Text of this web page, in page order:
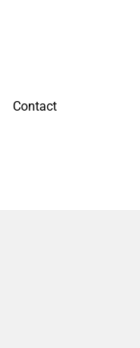
Contact